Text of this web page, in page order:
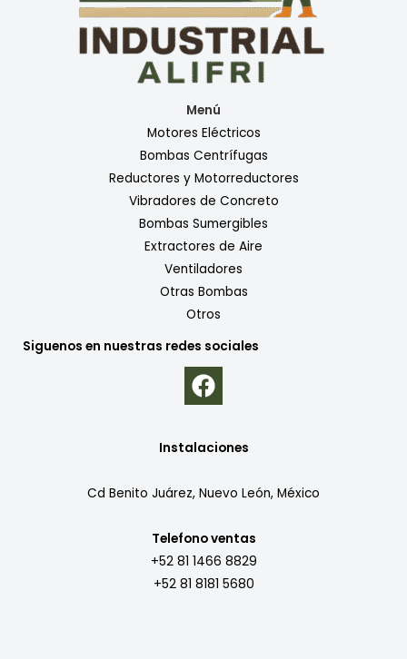
Menú
Motores Eléctricos
Bombas Centrífugas
Reductores y Motorreductores
Vibradores de Concreto
Bombas Sumergibles
Extractores de Aire
Ventiladores
Otras Bombas
Otros
Siguenos en nuestras redes sociales
Instalaciones
Cd Benito Juárez, Nuevo León, México
Telefono ventas
+52 81 1466 8829
+52 81 8181 5680